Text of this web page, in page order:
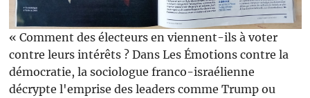
« Comment des électeurs en viennent-ils à voter
contre leurs intérêts ? Dans Les Émotions contre la
démocratie, la sociologue franco-israélienne
décrypte l'emprise des leaders comme Trump ou